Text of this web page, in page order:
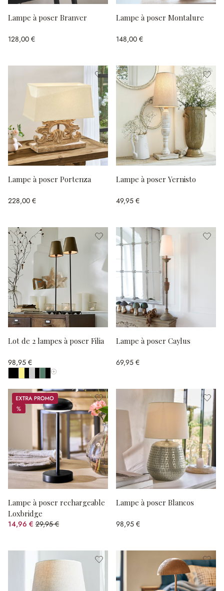
Lampe à poser Branver
128,00 €
Lampe à poser Montalure
148,00 €
Lampe à poser Portenza
228,00 €
Lampe à poser Yernisto
49,95 €
Lot de 2 lampes à poser Filia
98,95 €
Afficher toutes les couleurs
Lampe à poser Caylus
69,95 €
Promos
%
%
Lampe à poser rechargeable
Loxbridge
14,96 € 29,95 €
(50.05%spared)
Lampe à poser Blancos
98,95 €